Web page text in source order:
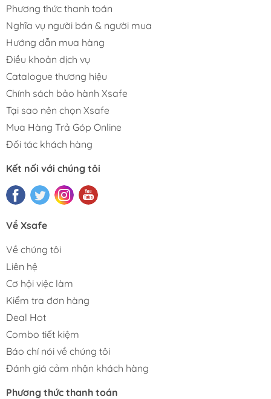
Phương thức thanh toán
Nghĩa vụ người bán & người mua
Hướng dẫn mua hàng
Điều khoản dịch vụ
Catalogue thương hiệu
Chính sách bảo hành Xsafe
Tại sao nên chọn Xsafe
Mua Hàng Trả Góp Online
Đối tác khách hàng
Kết nối với chúng tôi
Về Xsafe
Về chúng tôi
Liên hệ
Cơ hội việc làm
Kiểm tra đơn hàng
Deal Hot
Combo tiết kiệm
Báo chí nói về chúng tôi
Đánh giá cảm nhận khách hàng
Phương thức thanh toán